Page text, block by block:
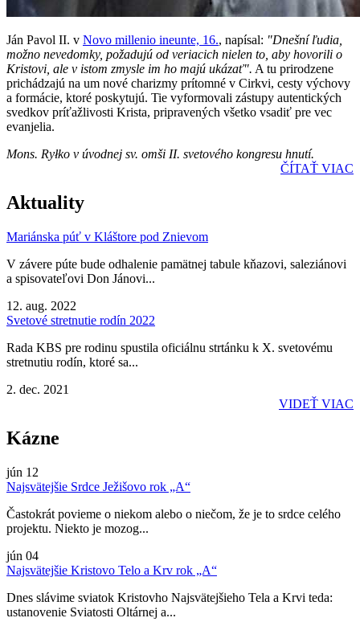
Ján Pavol II. v Novo millenio ineunte, 16., napísal: "Dnešní ľudia,
možno nevedomky, požadujú od veriacich nielen to, aby hovorili o
Kristovi, ale v istom zmysle im ho majú ukázať". A tu prirodzene
prichádzajú na um nové charizmy prítomné v Cirkvi, cesty výchovy
a formácie, ktoré poskytujú. Tie vyformovali zástupy autentických
svedkov príťažlivosti Krista, pripravených všetko vsadiť pre vec
evanjelia.
Mons. Ryłko v úvodnej sv. omši II. svetového kongresu hnutí.
ČÍTAŤ VIAC
Aktuality
Mariánska púť v Kláštore pod Znievom
V závere púte bude odhalenie pamätnej tabule kňazovi, saleziánovi
a spisovateľovi Don Jánovi...
12. aug. 2022
Svetové stretnutie rodín 2022
Rada KBS pre rodinu spustila oficiálnu strtánku k X. svetovému
stretnutiu rodín, ktoré sa...
2. dec. 2021
VIDEŤ VIAC
Kázne
jún 12
Najsvätejšie Srdce Ježišovo rok „A“
Častokrát povieme o niekom alebo o niečom, že je to srdce celého
projektu. Niekto je mozog...
jún 04
Najsvätejšie Kristovo Telo a Krv rok „A“
Dnes slávime sviatok Kristovho Najsvätejšieho Tela a Krvi teda:
ustanovenie Sviatosti Oltárnej a...